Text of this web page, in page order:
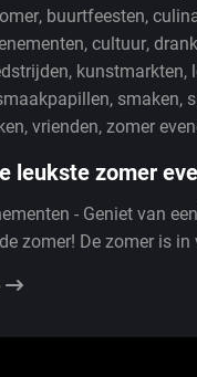
, buurtfeesten,
, cultuur,
, kunstmarkten,
, smaken,
, vrienden, zomer
leukste zomer
- Geniet van
zomer! De zomer is